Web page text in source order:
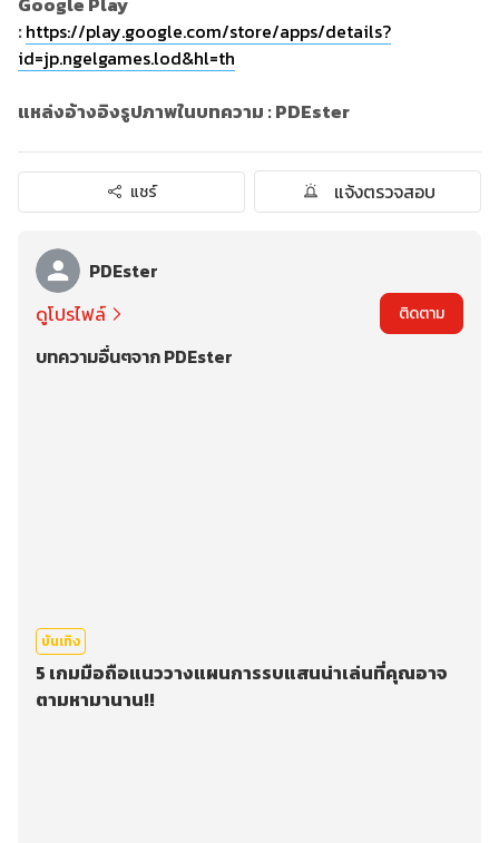
:https://play.google.com/store/apps/details?
id=jp.ngelgames.lod&hl=th
แหล่งอ้างอิงรูปภาพในบทความ : PDEster
แชร์ แจ้งตรวจสอบ
PDEster
ดูโปรไฟล์
ติดตาม
บทความอื่นๆจาก PDEster
บันเทิง
5 เกมมือถือแนววางแผนการรบแสนน่าเล่นที่คุณอาจ
ตามหามานาน!!